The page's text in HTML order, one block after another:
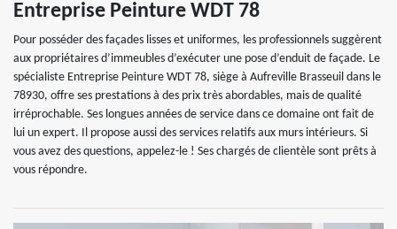
Entreprise Peinture WDT 78
Pour posséder des façades lisses et uniformes, les professionnels suggèrent
aux propriétaires d’immeubles d’exécuter une pose d’enduit de façade. Le
spécialiste Entreprise Peinture WDT 78, siège à Aufreville Brasseuil dans le
78930, offre ses prestations à des prix très abordables, mais de qualité
irréprochable. Ses longues années de service dans ce domaine ont fait de
lui un expert. Il propose aussi des services relatifs aux murs intérieurs. Si
vous avez des questions, appelez-le ! Ses chargés de clientèle sont prêts à
vous répondre.